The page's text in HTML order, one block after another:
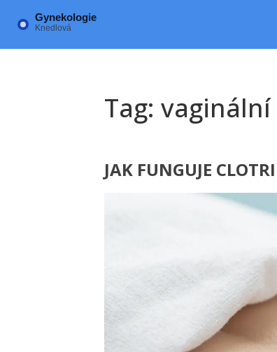
Tag: vaginální
JAK FUNGUJE